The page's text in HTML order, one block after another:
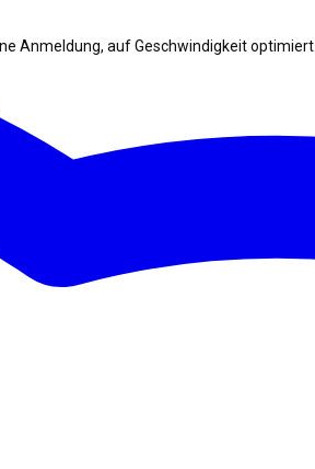
Anmeldung, auf Geschwindigkeit optimiert.